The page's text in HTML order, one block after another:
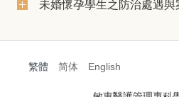
未婚懷孕學生之防治處遇
繁體 简体
English